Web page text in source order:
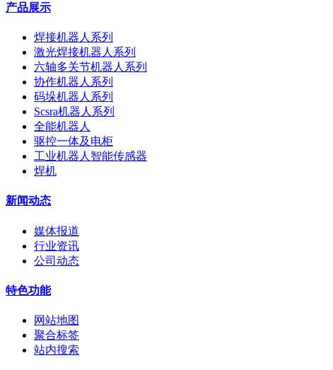
产品展示
焊接机器人系列
激光焊接机器人系列
六轴多关节机器人系列
协作机器人系列
码垛机器人系列
Scsra机器人系列
全能机器人
驱控一体及电柜
工业机器人智能传感器
焊机
新闻动态
媒体报道
行业资讯
公司动态
特色功能
网站地图
聚合标签
站内搜索